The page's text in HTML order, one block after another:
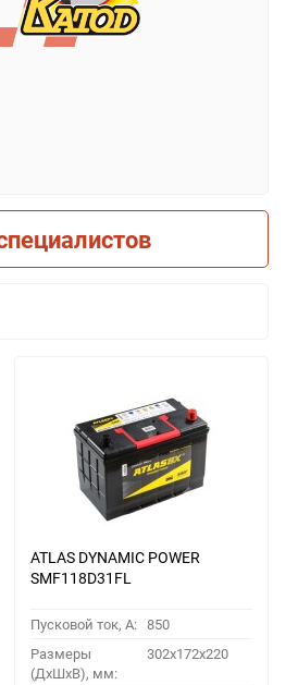
ATLAS DYNAMIC POWER
SMF118D31FL
Пусковой ток, A: 850
Размеры
(ДхШхВ), мм:
302x172x220